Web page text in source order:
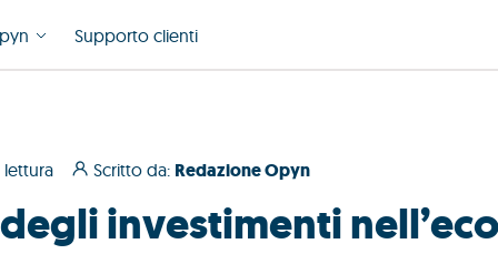
Supporto clienti
Scritto da: Redazione Opyn
degli investimenti